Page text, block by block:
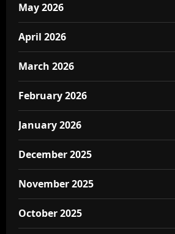
May 2026
April 2026
March 2026
February 2026
January 2026
December 2025
November 2025
October 2025